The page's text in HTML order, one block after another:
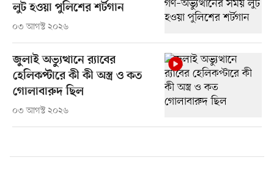
লুট হওয়া পুলিশের শর্টগান
০৩ আগস্ট ২০২৬
জুলাই অভ্যুত্থানে র‍্যাবের
হেলিকপ্টারে কী কী অস্ত্র ও কত
গোলাবারুদ ছিল
০৩ আগস্ট ২০২৬